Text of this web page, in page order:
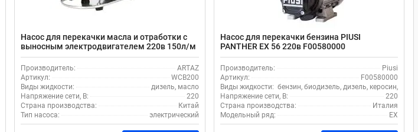
Насос для перекачки масла и отработки с
выносным электродвигателем 220в 150л/м
WCB-200
Производитель:
ARTAZ
Артикул:
WCB200
Виды жидкости:
дизель, масло
Напряжение сети, В:
220
Страна производства:
Китай
Тип насоса:
электрический
Насос для перекачки бензина PIUSI
PANTHER EX 56 220в F00580000
Производитель:
Piusi
Артикул:
F00580000
Виды жидкости: бензин, биодизель, дизель, керосин,
Напряжение сети, В:
220
Страна производства:
Италия
Модельный ряд:
EX